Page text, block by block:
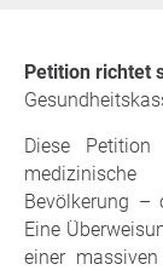
Petition richtet
Diese
Bevölkerung –
Eine
einer